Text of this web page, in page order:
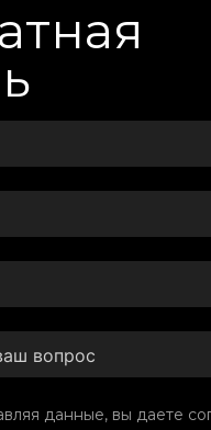
данные, вы даете